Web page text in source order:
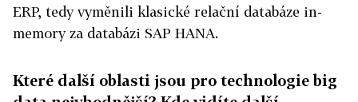
ERP, tedy vyměnili klasické relační databáze in-
memory za databázi SAP HANA.
Které další oblasti jsou pro technologie big